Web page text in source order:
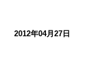
2012年04月27日